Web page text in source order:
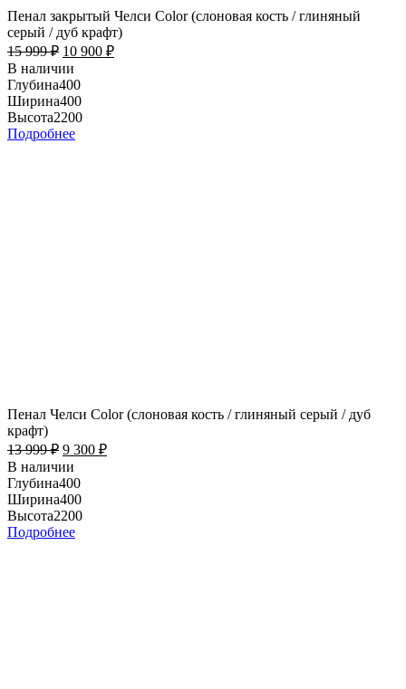
Пенал закрытый Челси Color (слоновая кость / глиняный
серый / дуб крафт)
15 999₽ 10 900 ₽
В наличии
Глубина400
Ширина400
Высота2200
Подробнее
Пенал Челси Color (слоновая кость / глиняный серый / дуб
крафт)
13 999₽ 9 300 ₽
В наличии
Глубина400
Ширина400
Высота2200
Подробнее